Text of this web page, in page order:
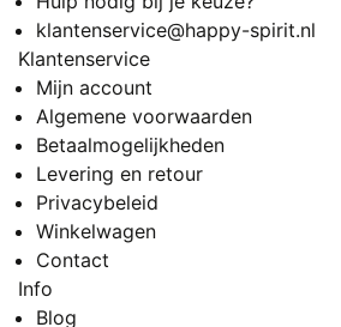
klantenservice@happy-spirit.nl
Klantenservice
Mijn account
Algemene voorwaarden
Betaalmogelijkheden
Levering en retour
Privacybeleid
Winkelwagen
Contact
Info
Blog